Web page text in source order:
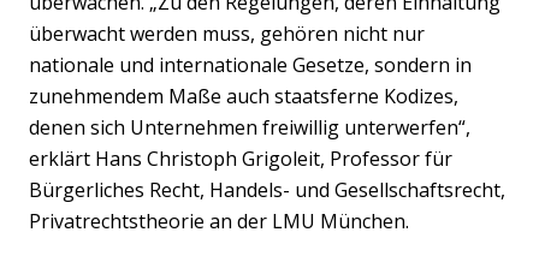
überwacht werden muss, gehören nicht nur
nationale und internationale Gesetze, sondern in
zunehmendem Maße auch staatsferne Kodizes,
denen sich Unternehmen freiwillig unterwerfen“,
erklärt Hans Christoph Grigoleit, Professor für
Bürgerliches Recht, Handels- und Gesellschaftsrecht,
Privatrechtstheorie an der LMU München.